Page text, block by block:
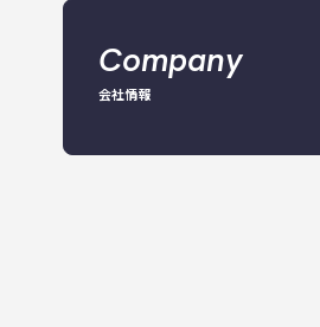
Company
会社情報